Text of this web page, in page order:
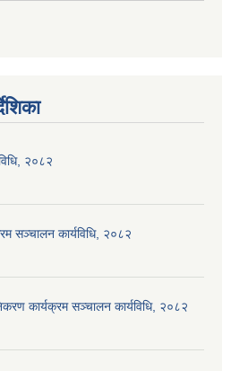
२०८२
सञ्‍चालन कार्यविधि, २०८२
कार्यक्रम सञ्‍चालन कार्यविधि, २०८२